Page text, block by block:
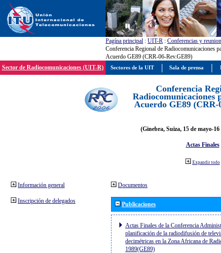
Pagína principal : UIT-R : Conferencias y
Conferencia Regional de Radiocomunicaciones
Acuerdo GE89 (CRR-06-Rev.GE89)
Sector de Radiocomunicaciones (UIT-R)
Conferencia
Radiocomunicaciones
Acuerdo GE89 (CRR-
(Ginebra, Suiza, 15 de mayo-
Actas Finales
Expandir todo
Información general
Inscripción de delegados
Documentos
Publicaciones
Actas Finales de la Conferencia
planificación de la radiodifusión de
decimétricas en la Zona Africana de
1989(GE89)
Sectores de la UIT Sala de prensa